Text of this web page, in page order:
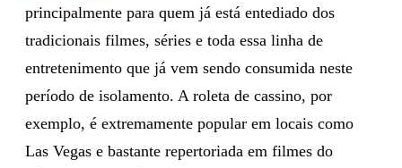
principalmente para quem já está entediado dos
tradicionais filmes, séries e toda essa linha de
entretenimento que já vem sendo consumida neste
período de isolamento. A roleta de cassino, por
exemplo, é extremamente popular em locais como
Las Vegas e bastante repertoriada em filmes do